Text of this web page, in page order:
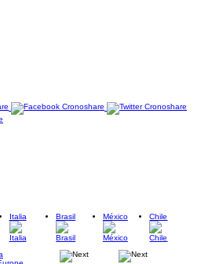
Italia Brasil México Chile